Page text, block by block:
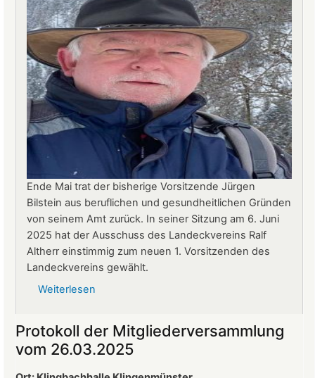
Betriebsleiter
Ende Mai trat der bisherige Vorsitzende Jürgen
Bilstein aus beruflichen und gesundheitlichen Gründen
von seinem Amt zurück. In seiner Sitzung am 6. Juni
2025 hat der Ausschuss des Landeckvereins Ralf
Altherr einstimmig zum neuen 1. Vorsitzenden des
Landeckvereins gewählt.
Weiterlesen
ist
neuer
1.
Protokoll der Mitgliederversammlung
vom 26.03.2025